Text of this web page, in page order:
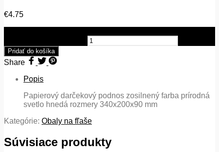
€4.75
Pridať do košíka
Share
Popis
Papierový darčekový podnos zosilnený farba prírodná
svetlo hnedá rozmery 340x200x90 mm
Kategórie: Obaly na fľaše
Súvisiace produkty